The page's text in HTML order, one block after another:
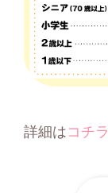
詳細は コチラ